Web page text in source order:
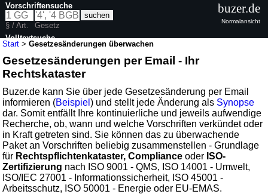
Start >Gesetzesänderungen überwachen
Gesetzesänderungen per Email - Ihr
Rechtskataster
Buzer.de kann Sie über jede Gesetzesänderung per Email
informieren (Beispiel) und stellt jede Änderung als Synopse
dar. Somit entfällt Ihre kontinuierliche und jeweils aufwendige
Recherche, ob, wann und welche Vorschriften verkündet oder
in Kraft getreten sind. Sie können das zu überwachende
Paket an Vorschriften beliebig zusammenstellen - Grundlage
für Rechtspflichtenkataster, Compliance oder ISO-
Zertifizierung nach ISO 9001 - QMS, ISO 14001 - Umwelt,
ISO/IEC 27001 - Informationssicherheit, ISO 45001 -
Arbeitsschutz, ISO 50001 - Energie oder EU-EMAS.
Vorschriftensuche
§ / Art.
Gesetz
Volltextsuche
buzer.de
Normalansicht